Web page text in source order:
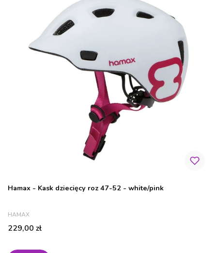
Hamax - Kask dziecięcy roz 47-52 - white/pink
PRODUCENT
HAMAX
Cena
229,00 zł